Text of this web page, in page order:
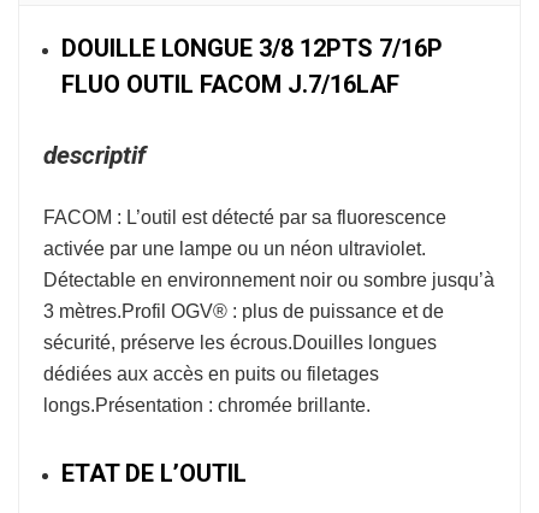
DOUILLE LONGUE 3/8 12PTS 7/16P
FLUO OUTIL FACOM J.7/16LAF
descriptif
FACOM : L’outil est détecté par sa fluorescence
activée par une lampe ou un néon ultraviolet.
Détectable en environnement noir ou sombre jusqu’à
3 mètres.Profil OGV® : plus de puissance et de
sécurité, préserve les écrous.Douilles longues
dédiées aux accès en puits ou filetages
longs.Présentation : chromée brillante.
ETAT DE L’OUTIL